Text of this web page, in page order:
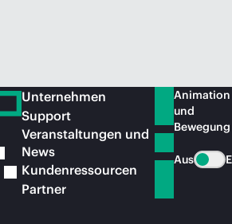
Unternehmen
Support
Veranstaltungen und
News
Kundenressourcen
Partner
Animation
und
Bewegung
Aus